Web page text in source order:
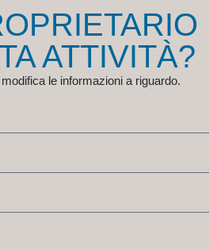
ATTIVITÀ?
le informazioni a riguardo.